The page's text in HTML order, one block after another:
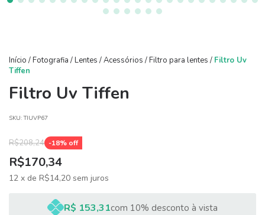
Início /Fotografia /Lentes /Acessórios /Filtro para lentes / Filtro Uv
Tiffen
Filtro Uv Tiffen
SKU:TIUVP67
R$208,24 -18% off
R$170,34
12 x de R$14,20 sem juros
R$ 153,31com 10% desconto à vista